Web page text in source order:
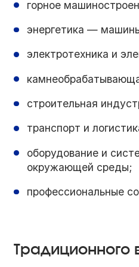
горное
энергетика —
электротехника и
строительная
транспорт и
оборудование и
окружающей среды;
профессиональные
Традиционного